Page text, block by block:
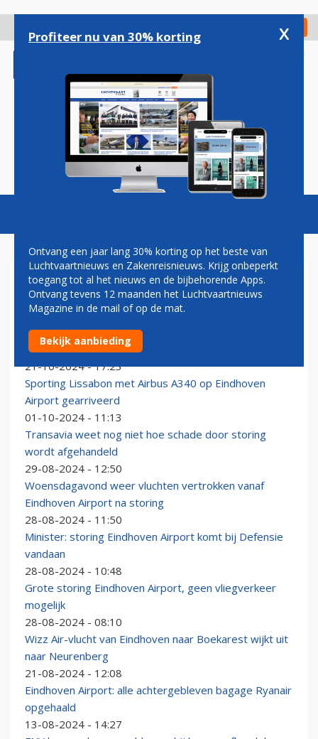
gaan
Check in
Magazine Podcasts Vacatures
EINDHOVEN AIRPORT
PSV met Bombardier CRJ1000 van Eindhoven naar
Parijs
21-10-2024 - 17:23
Sporting Lissabon met Airbus A340 op Eindhoven
Airport gearriveerd
01-10-2024 - 11:13
Transavia weet nog niet hoe schade door storing
wordt afgehandeld
29-08-2024 - 12:50
Woensdagavond weer vluchten vertrokken vanaf
Eindhoven Airport na storing
28-08-2024 - 11:50
Minister: storing Eindhoven Airport komt bij Defensie
vandaan
28-08-2024 - 10:48
Grote storing Eindhoven Airport, geen vliegverkeer
mogelijk
28-08-2024 - 08:10
Wizz Air-vlucht van Eindhoven naar Boekarest wijkt uit
naar Neurenberg
21-08-2024 - 12:08
Eindhoven Airport: alle achtergebleven bagage Ryanair
opgehaald
13-08-2024 - 14:27
Profiteer nu van 30% korting x
Ontvang een jaar lang 30% korting op het beste van
Luchtvaartnieuws en Zakenreisnieuws. Krijg onbeperkt
toegang tot al het nieuws en de bijbehorende Apps.
Ontvang tevens 12 maanden het Luchtvaartnieuws
Magazine in de mail of op de mat.
Bekijk aanbieding